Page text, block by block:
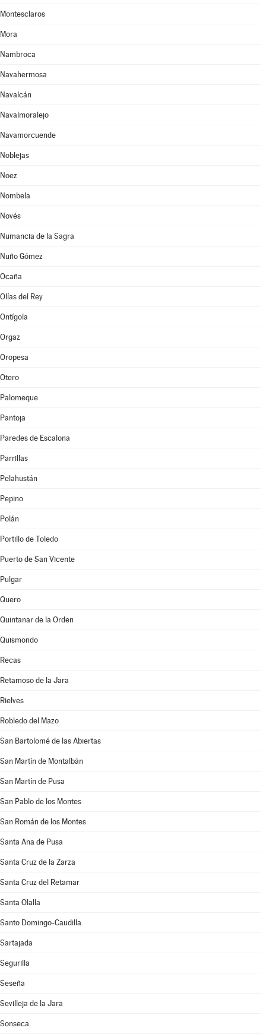
Montesclaros
Mora
Nambroca
Navahermosa
Navalcán
Navalmoralejo
Navamorcuende
Noblejas
Noez
Nombela
Novés
Numancia de la Sagra
Nuño Gómez
Ocaña
Olías del Rey
Ontígola
Orgaz
Oropesa
Otero
Palomeque
Pantoja
Paredes de Escalona
Parrillas
Pelahustán
Pepino
Polán
Portillo de Toledo
Puerto de San Vicente
Pulgar
Quero
Quintanar de la Orden
Quismondo
Recas
Retamoso de la Jara
Rielves
Robledo del Mazo
San Bartolomé de las Abiertas
San Martín de Montalbán
San Martín de Pusa
San Pablo de los Montes
San Román de los Montes
Santa Ana de Pusa
Santa Cruz de la Zarza
Santa Cruz del Retamar
Santa Olalla
Santo Domingo-Caudilla
Sartajada
Segurilla
Seseña
Sevilleja de la Jara
Sonseca